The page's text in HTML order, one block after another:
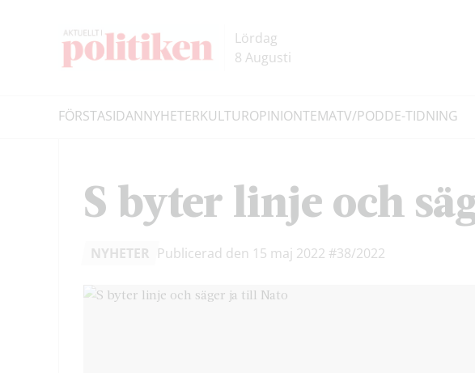
Lördag
8 Augusti
FÖRSTASIDANNYHETERKULTUROPINIONTEMATV/PODDE-TIDNING
S byter linje och
NYHETER Publicerad den 15 maj 2022 #38/2022